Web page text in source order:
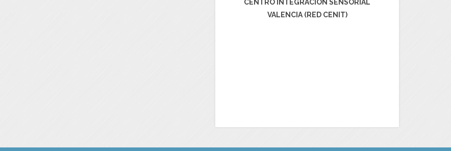
CENTRO INTEGRACIÓN SENSORIAL
VALENCIA (RED CENIT)